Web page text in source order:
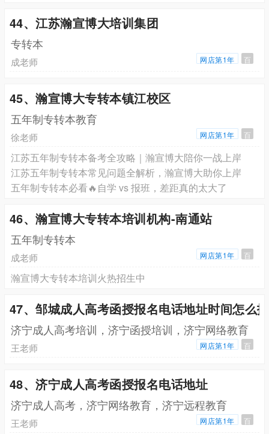
44、江苏瀚宣博大培训集团
专转本
成老师 网店第1年 百
45、瀚宣博大专转本镇江校区
五年制专转本教育
徐老师 网店第1年 百
江苏五年制专转本备考全攻略｜瀚宣博大陪你一战上岸
江苏五年制专转本常见问题全解析，瀚宣博大助你上岸
五年制专转本必看🔥自学 vs 报班，差距真的太大了
46、瀚宣博大专转本培训机构-南通站
五年制专转本
成老师 网店第1年 百
瀚宣博大专转本培训火热招生中
47、邹城成人高考函授报名电话地址时间怎么
济宁成人高考培训，济宁函授培训，济宁网络教育
王老师 网店第1年 百
48、济宁成人高考函授报名电话地址
济宁成人高考，济宁网络教育，济宁远程教育
王老师 网店第1年 百